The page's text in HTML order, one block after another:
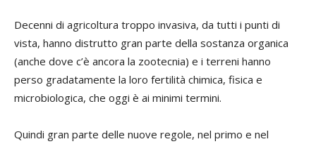
Decenni di agricoltura troppo invasiva, da tutti i punti di
vista, hanno distrutto gran parte della sostanza organica
(anche dove c’è ancora la zootecnia) e i terreni hanno
perso gradatamente la loro fertilità chimica, fisica e
microbiologica, che oggi è ai minimi termini.
Quindi gran parte delle nuove regole, nel primo e nel